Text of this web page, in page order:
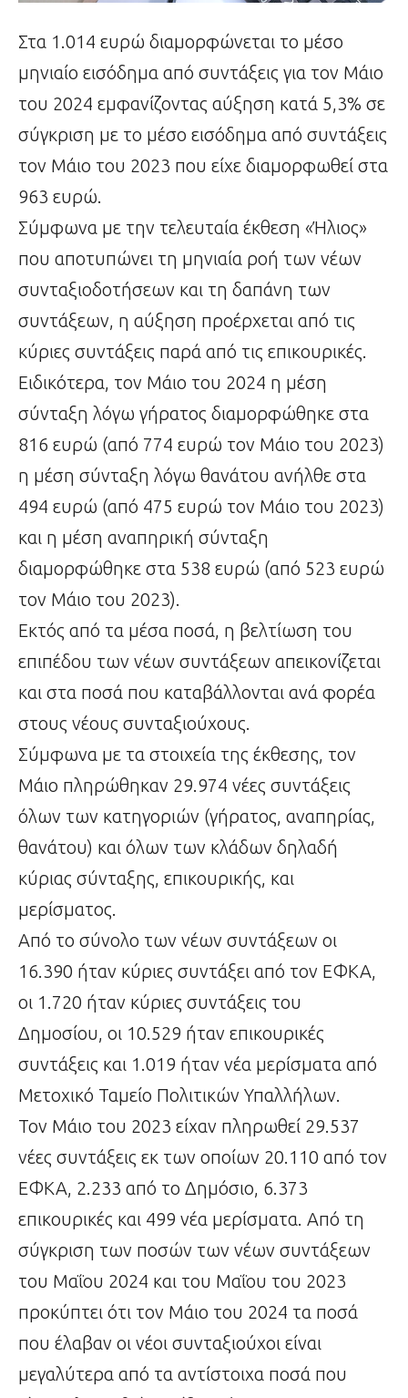
Στα 1.014 ευρώ διαμορφώνεται το μέσο
μηνιαίο εισόδημα από συντάξεις για τον Μάιο
του 2024 εμφανίζοντας αύξηση κατά 5,3% σε
σύγκριση με το μέσο εισόδημα από συντάξεις
τον Μάιο του 2023 που είχε διαμορφωθεί στα
963 ευρώ.
Σύμφωνα με την τελευταία έκθεση «Ήλιος»
που αποτυπώνει τη μηνιαία ροή των νέων
συνταξιοδοτήσεων και τη δαπάνη των
συντάξεων, η αύξηση προέρχεται από τις
κύριες συντάξεις παρά από τις επικουρικές.
Ειδικότερα, τον Μάιο του 2024 η μέση
σύνταξη λόγω γήρατος διαμορφώθηκε στα
816 ευρώ (από 774 ευρώ τον Μάιο του 2023)
η μέση σύνταξη λόγω θανάτου ανήλθε στα
494 ευρώ (από 475 ευρώ τον Μάιο του 2023)
και η μέση αναπηρική σύνταξη
διαμορφώθηκε στα 538 ευρώ (από 523 ευρώ
τον Μάιο του 2023).
Εκτός από τα μέσα ποσά, η βελτίωση του
επιπέδου των νέων συντάξεων απεικονίζεται
και στα ποσά που καταβάλλονται ανά φορέα
στους νέους συνταξιούχους.
Σύμφωνα με τα στοιχεία της έκθεσης, τον
Μάιο πληρώθηκαν 29.974 νέες συντάξεις
όλων των κατηγοριών (γήρατος, αναπηρίας,
θανάτου) και όλων των κλάδων δηλαδή
κύριας σύνταξης, επικουρικής, και
μερίσματος.
Από το σύνολο των νέων συντάξεων οι
16.390 ήταν κύριες συντάξει από τον ΕΦΚΑ,
οι 1.720 ήταν κύριες συντάξεις του
Δημοσίου, οι 10.529 ήταν επικουρικές
συντάξεις και 1.019 ήταν νέα μερίσματα από
Μετοχικό Ταμείο Πολιτικών Υπαλλήλων.
Τον Μάιο του 2023 είχαν πληρωθεί 29.537
νέες συντάξεις εκ των οποίων 20.110 από τον
ΕΦΚΑ, 2.233 από το Δημόσιο, 6.373
επικουρικές και 499 νέα μερίσματα. Από τη
σύγκριση των ποσών των νέων συντάξεων
του Μαΐου 2024 και του Μαΐου του 2023
προκύπτει ότι τον Μάιο του 2024 τα ποσά
που έλαβαν οι νέοι συνταξιούχοι είναι
μεγαλύτερα από τα αντίστοιχα ποσά που